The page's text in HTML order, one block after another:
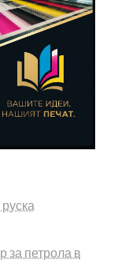
петрола в